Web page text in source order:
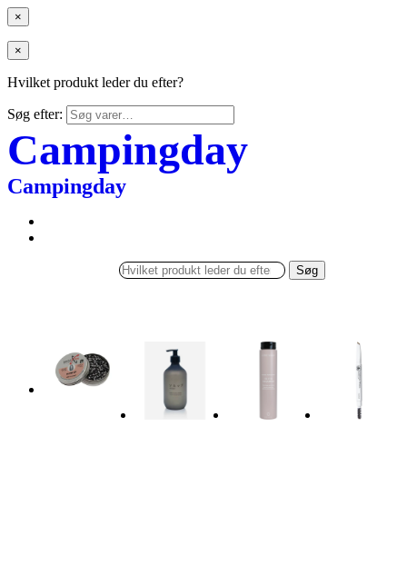
×
×
Hvilket produkt leder du efter?
Søg efter:
Campingday
Campingday
Søg